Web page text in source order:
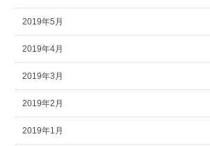
2019年5月
2019年4月
2019年3月
2019年2月
2019年1月